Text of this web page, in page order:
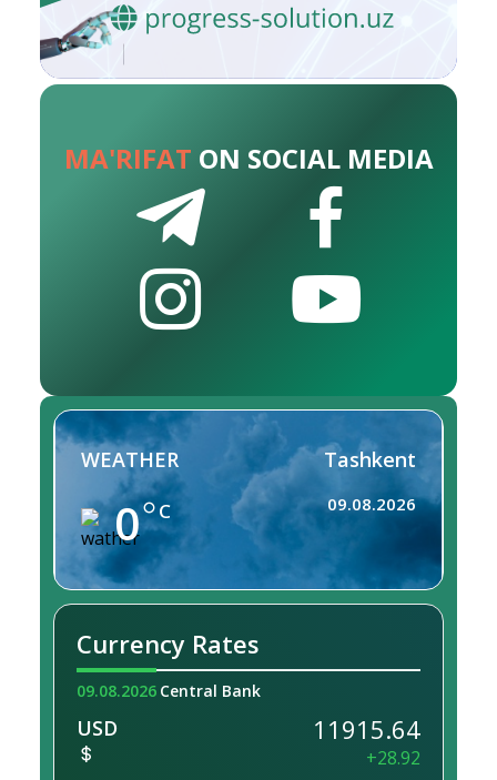
MA'RIFAT ON SOCIAL MEDIA
WEATHER
0 C
Tashkent
09.08.2026
Currency Rates
09.08.2026 Central Bank
USD 11915.64
+28.92